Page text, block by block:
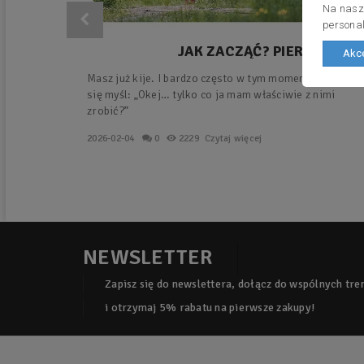
JAK ZACZĄĆ? PIERWSZY
PROSTY PLAN KROK PO
KROKU.
Masz już kije. I bardzo często w tym momencie pojawia
się myśl: „Okej… tylko co ja mam właściwie z nimi
zrobić?”
2026-02-04 0 2229 Czytaj więcej
NEWSLETTER
Zapisz się do newslettera, dołącz do wspólnych
i otrzymaj 5% rabatu na pierwsze zakupy!
Na